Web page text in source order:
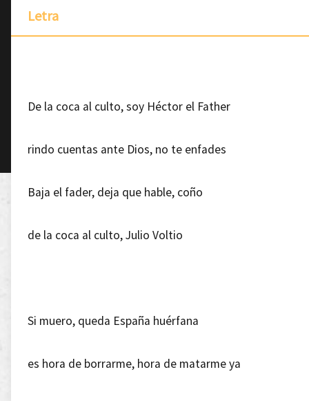
Letra
De la coca al culto, soy Héctor el Father
rindo cuentas ante Dios, no te enfades
Baja el fader, deja que hable, coño
de la coca al culto, Julio Voltio
Si muero, queda España huérfana
es hora de borrarme, hora de matarme ya